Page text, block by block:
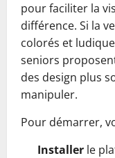
pour faciliter la
différence. Si la
colorés et
seniors
des design plus
manipuler.
Pour démarrer,
Installer le